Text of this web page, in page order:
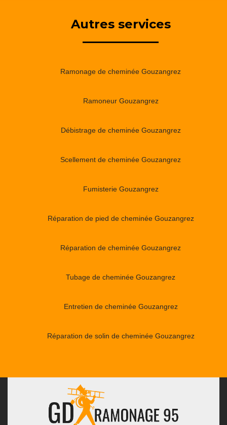
Autres services
Ramonage de cheminée Gouzangrez
Ramoneur Gouzangrez
Débistrage de cheminée Gouzangrez
Scellement de cheminée Gouzangrez
Fumisterie Gouzangrez
Réparation de pied de cheminée Gouzangrez
Réparation de cheminée Gouzangrez
Tubage de cheminée Gouzangrez
Entretien de cheminée Gouzangrez
Réparation de solin de cheminée Gouzangrez